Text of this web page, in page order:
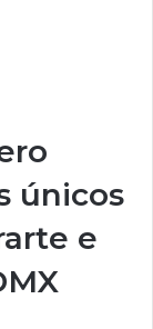
únicos
e